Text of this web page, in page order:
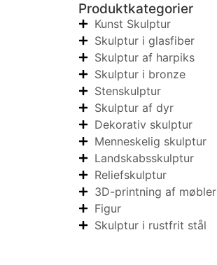
Produktkategorier
Kunst Skulptur
Skulptur i glasfiber
Skulptur af harpiks
Skulptur i bronze
Stenskulptur
Skulptur af dyr
Dekorativ skulptur
Menneskelig skulptur
Landskabsskulptur
Reliefskulptur
3D-printning af møbler
Figur
Skulptur i rustfrit stål